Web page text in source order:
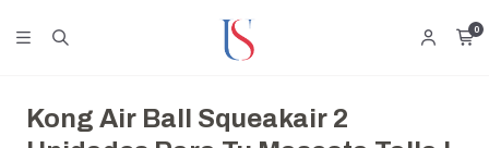
0
Kong Air Ball Squeakair 2